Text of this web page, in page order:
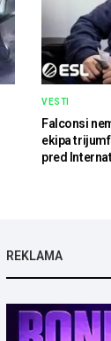
VESTI
Falconsi
ekipa
pred
REKLAMA